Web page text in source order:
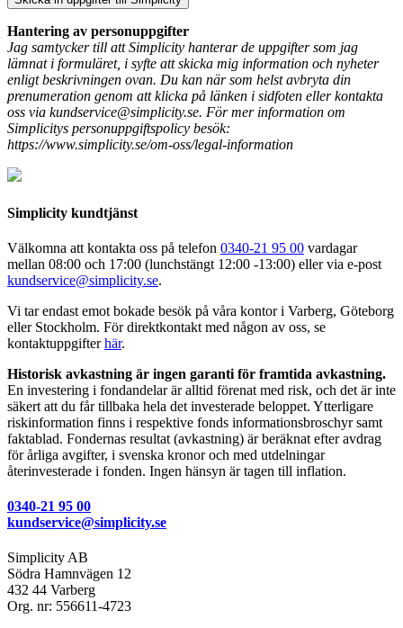
Hantering av personuppgifter
Jag samtycker till att Simplicity hanterar de uppgifter som jag
lämnat i formuläret, i syfte att skicka mig information och nyheter
enligt beskrivningen ovan. Du kan när som helst avbryta din
prenumeration genom att klicka på länken i sidfoten eller kontakta
oss via kundservice@simplicity.se. För mer information om
Simplicitys personuppgiftspolicy besök:
https://www.simplicity.se/om-oss/legal-information
Simplicity kundtjänst
Välkomna att kontakta oss på telefon 0340-21 95 00 vardagar
mellan 08:00 och 17:00 (lunchstängt 12:00 -13:00) eller via e-post
kundservice@simplicity.se.
Vi tar endast emot bokade besök på våra kontor i Varberg, Göteborg
eller Stockholm. För direktkontakt med någon av oss, se
kontaktuppgifterhär.
Historisk avkastning är ingen garanti för framtida avkastning.
En investering i fondandelar är alltid förenat med risk, och det är inte
säkert att du får tillbaka hela det investerade beloppet. Ytterligare
riskinformation finns i respektive fonds informationsbroschyr samt
faktablad. Fondernas resultat (avkastning) är beräknat efter avdrag
för årliga avgifter, i svenska kronor och med utdelningar
återinvesterade i fonden. Ingen hänsyn är tagen till inflation.
0340-21 95 00
kundservice@simplicity.se
Simplicity AB
Södra Hamnvägen 12
432 44 Varberg
Org. nr: 556611-4723